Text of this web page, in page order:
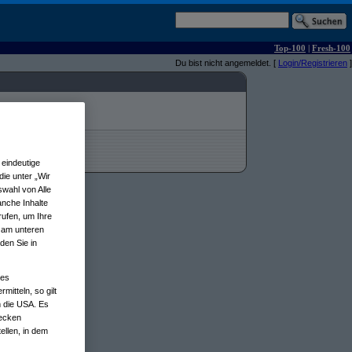
Top-100 | Fresh-100
Du bist nicht angemeldet. [ Login/Registrieren ]
unter „Wir
von Alle
Inhalte
um Ihre
unteren
Sie in
so gilt
die USA. Es
in dem